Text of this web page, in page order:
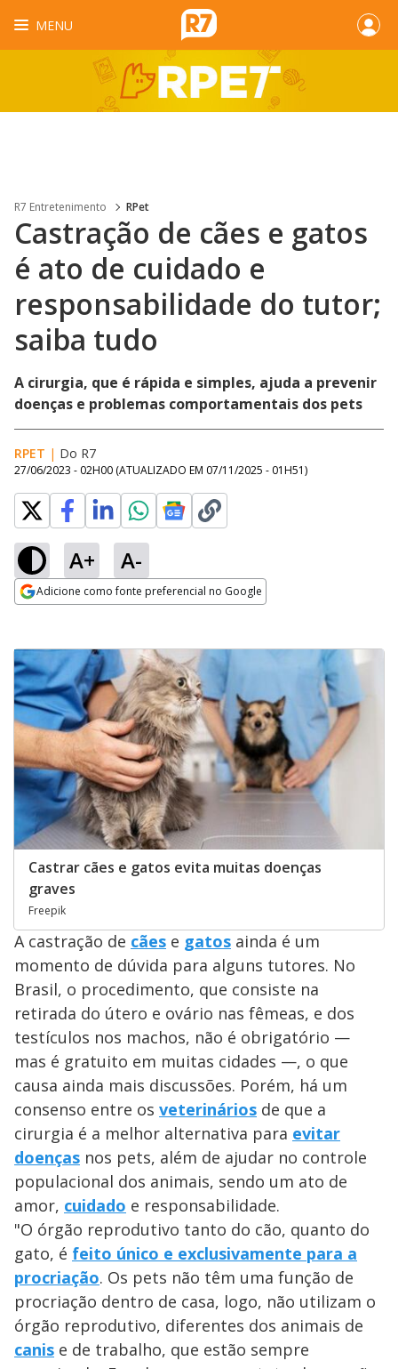
MENU
R7 Entretenimento RPet
Castração de cães e gatos
é ato de cuidado e
responsabilidade do tutor;
saiba tudo
A cirurgia, que é rápida e simples, ajuda a prevenir
doenças e problemas comportamentais dos pets
RPET | Do R7
27/06/2023 - 02H00 (ATUALIZADO EM 07/11/2025 - 01H51)
A+ A-
Adicione como fonte preferencial no Google
Castrar cães e gatos evita muitas doenças
graves
Freepik
A castração de cães e gatos ainda é um
momento de dúvida para alguns tutores. No
Brasil, o procedimento, que consiste na
retirada do útero e ovário nas fêmeas, e dos
testículos nos machos, não é obrigatório —
mas é gratuito em muitas cidades —, o que
causa ainda mais discussões. Porém, há um
consenso entre os veterinários de que a
cirurgia é a melhor alternativa para evitar
doenças nos pets, além de ajudar no controle
populacional dos animais, sendo um ato de
amor, cuidado e responsabilidade.
"O órgão reprodutivo tanto do cão, quanto do
gato, é feito único e exclusivamente para a
procriação. Os pets não têm uma função de
procriação dentro de casa, logo, não utilizam o
órgão reprodutivo, diferentes dos animais de
canis e de trabalho, que estão sempre